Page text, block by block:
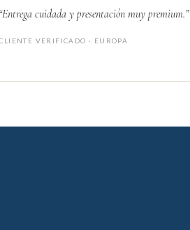
“Entrega cuidada y presentación muy premium.”
VERIFICADO · EUROPA